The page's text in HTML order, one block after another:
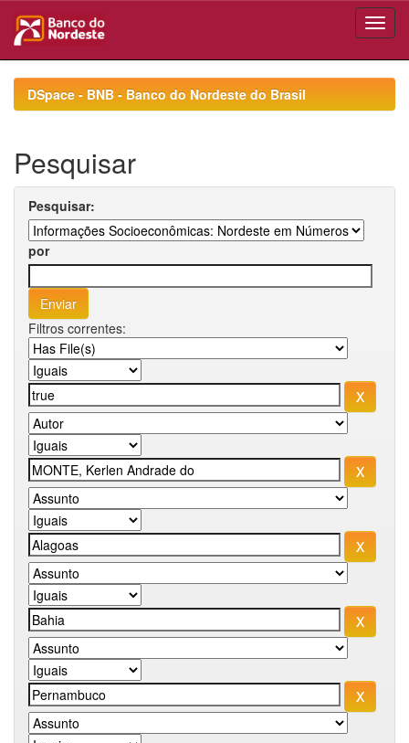
navigationDSpace - BNB - Banco do Nordeste do Brasil
Pesquisar
Pesquisar:
por
Filtros correntes: